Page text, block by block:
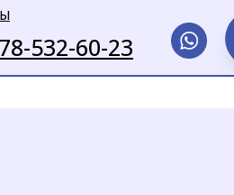
532-60-23